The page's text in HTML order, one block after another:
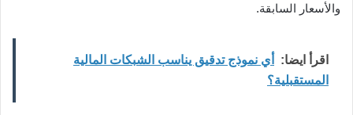
والأسعار السابقة.
اقرأ ايضا:
أي نموذج تدقيق يناسب الشبكات المالية
المستقبلية؟